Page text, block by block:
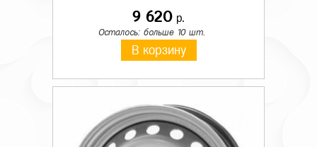
9 620 р.
Осталось: больше 10 шт.
В корзину